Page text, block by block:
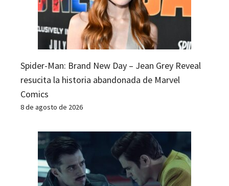
Spider-Man: Brand New Day – Jean Grey Reveal
resucita la historia abandonada de Marvel
Comics
8 de agosto de 2026